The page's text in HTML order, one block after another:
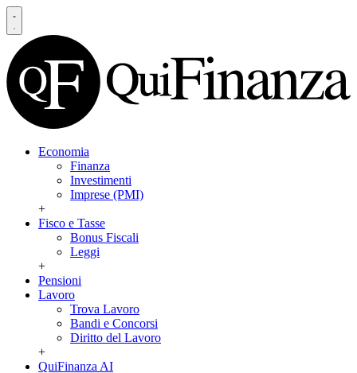
Economia
Finanza
Investimenti
Imprese (PMI)
+
Fisco e Tasse
Bonus Fiscali
Leggi
+
Pensioni
Lavoro
Trova Lavoro
Bandi e Concorsi
Diritto del Lavoro
+
QuiFinanza AI